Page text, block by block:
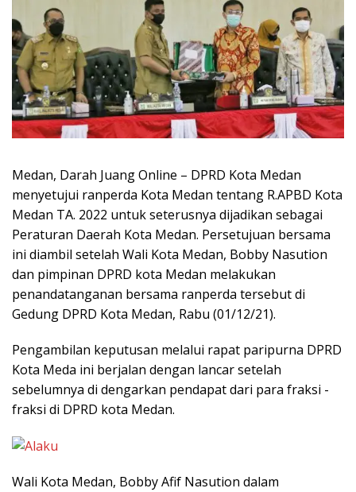
Medan, Darah Juang Online – DPRD Kota Medan
menyetujui ranperda Kota Medan tentang R.APBD Kota
Medan TA. 2022 untuk seterusnya dijadikan sebagai
Peraturan Daerah Kota Medan. Persetujuan bersama
ini diambil setelah Wali Kota Medan, Bobby Nasution
dan pimpinan DPRD kota Medan melakukan
penandatanganan bersama ranperda tersebut di
Gedung DPRD Kota Medan, Rabu (01/12/21).
Pengambilan keputusan melalui rapat paripurna DPRD
Kota Meda ini berjalan dengan lancar setelah
sebelumnya di dengarkan pendapat dari para fraksi -
fraksi di DPRD kota Medan.
Wali Kota Medan, Bobby Afif Nasution dalam